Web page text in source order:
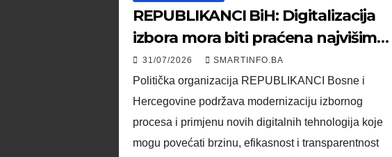
REPUBLIKANCI BiH: Digitalizacija
izbora mora biti praćena najvišim
standardima sigurnosti
31/07/2026 SMARTINFO.BA
Politička organizacija REPUBLIKANCI Bosne i
Hercegovine podržava modernizaciju izbornog
procesa i primjenu novih digitalnih tehnologija koje
mogu povećati brzinu, efikasnost i transparentnost